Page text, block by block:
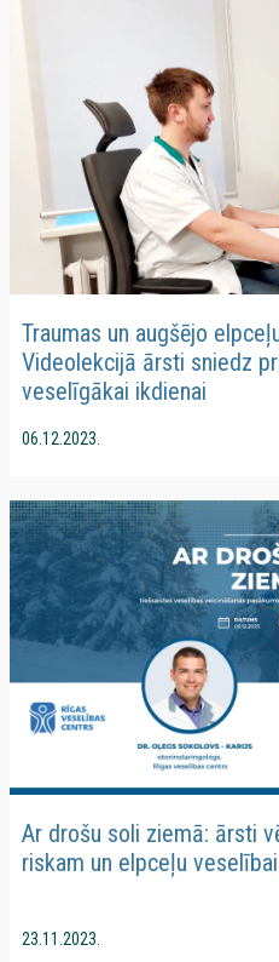
Traumas un augšējo
Videolekcijā ārsti sniedz
veselīgākai ikdienai
06.12.2023.
Ar drošu soli ziemā: ārsti
riskam un elpceļu
23.11.2023.